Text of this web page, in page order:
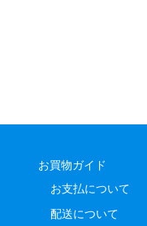
お買物ガイド
お支払について
配送について